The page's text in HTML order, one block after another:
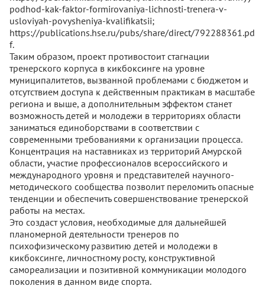
podhod-kak-faktor-formirovaniya-lichnosti-trenera-v-
usloviyah-povysheniya-kvalifikatsii;
https://publications.hse.ru/pubs/share/direct/792288361.pd
f.
Таким образом, проект противостоит стагнации
тренерского корпуса в кикбоксинге на уровне
муниципалитетов, вызванной проблемами с бюджетом и
отсутствием доступа к действенным практикам в масштабе
региона и выше, а дополнительным эффектом станет
возможность детей и молодежи в территориях области
заниматься единоборствами в соответствии с
современными требованиями к организации процесса.
Концентрация на наставниках из территорий Амурской
области, участие профессионалов всероссийского и
международного уровня и представителей научного-
методического сообщества позволит переломить опасные
тенденции и обеспечить совершенствование тренерской
работы на местах.
Это создаст условия, необходимые для дальнейшей
планомерной деятельности тренеров по
психофизическому развитию детей и молодежи в
кикбоксинге, личностному росту, конструктивной
самореализации и позитивной коммуникации молодого
поколения в данном виде спорта.